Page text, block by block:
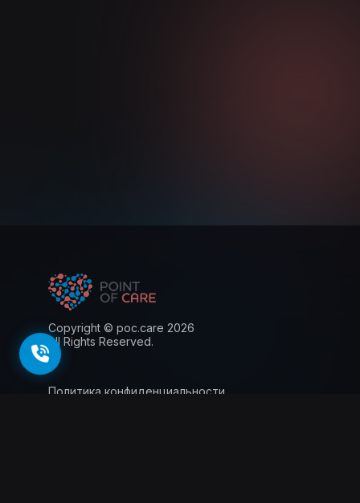
Copyright © poc.care 2026
All Rights Reserved.
Политика конфиденциальности